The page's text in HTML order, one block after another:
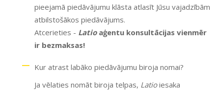
pieejamā piedāvājumu klāsta atlasīt Jūsu vajadzībām
atbilstošākos piedāvājums.
Atcerieties - Latioaģentu konsultācijas vienmēr
ir bezmaksas!
Kur atrast labāko piedāvājumu biroja nomai?
Ja vēlaties nomāt biroja telpas, Latioiesaka